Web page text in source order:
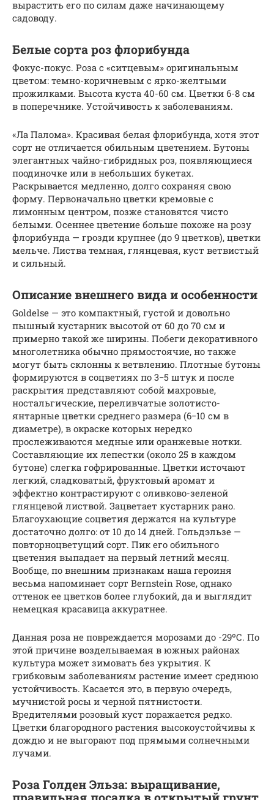
вырастить его по силам даже начинающему
садоводу.
Белые сорта роз флорибунда
Фокус-покус. Роза с «ситцевым» оригинальным
цветом: темно-коричневым с ярко-желтыми
прожилками. Высота куста 40-60 см. Цветки 6-8 см
в поперечнике. Устойчивость к заболеваниям.
«Ла Палома». Красивая белая флорибунда, хотя этот
сорт не отличается обильным цветением. Бутоны
элегантных чайно-гибридных роз, появляющиеся
поодиночке или в небольших букетах.
Раскрывается медленно, долго сохраняя свою
форму. Первоначально цветки кремовые с
лимонным центром, позже становятся чисто
белыми. Осеннее цветение больше похоже на розу
флорибунда — грозди крупнее (до 9 цветков), цветки
мельче. Листва темная, глянцевая, куст ветвистый
и сильный.
Описание внешнего вида и особенности
Goldelse — это компактный, густой и довольно
пышный кустарник высотой от 60 до 70 см и
примерно такой же ширины. Побеги декоративного
многолетника обычно прямостоячие, но также
могут быть склонны к ветвлению. Плотные бутоны
формируются в соцветиях по 3−5 штук и после
раскрытия представляют собой махровые,
ностальгические, переливчатые золотисто-
янтарные цветки среднего размера (6−10 см в
диаметре), в окраске которых нередко
прослеживаются медные или оранжевые нотки.
Составляющие их лепестки (около 25 в каждом
бутоне) слегка гофрированные. Цветки источают
легкий, сладковатый, фруктовый аромат и
эффектно контрастируют с оливково-зеленой
глянцевой листвой. Зацветает кустарник рано.
Благоухающие соцветия держатся на культуре
достаточно долго: от 10 до 14 дней. Гольдэльзе —
повторноцветущий сорт. Пик его обильного
цветения выпадает на первый летний месяц.
Вообще, по внешним признакам наша героиня
весьма напоминает сорт Bernstein Rose, однако
оттенок ее цветков более глубокий, да и выглядит
немецкая красавица аккуратнее.
Данная роза не повреждается морозами до -29ºС. По
этой причине возделываемая в южных районах
культура может зимовать без укрытия. К
грибковым заболеваниям растение имеет среднюю
устойчивость. Касается это, в первую очередь,
мучнистой росы и черной пятнистости.
Вредителями розовый куст поражается редко.
Цветки благородного растения высокоустойчивы к
дождю и не выгорают под прямыми солнечными
лучами.
Роза Голден Эльза: выращивание,